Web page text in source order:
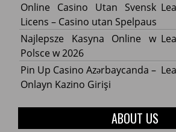
Online Casino Utan Svensk
Licens – Casino utan Spelpaus
Najlepsze Kasyna Online w
Polsce w 2026
Pin Up Casino Azərbaycanda –
Onlayn Kazino Girişi
ABOUT US